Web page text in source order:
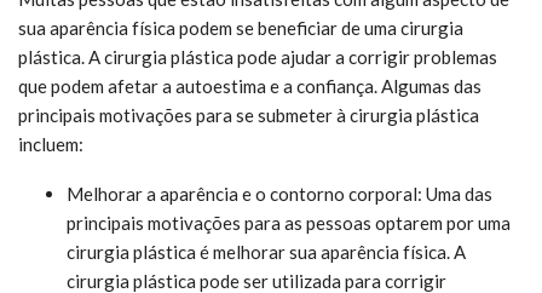
sua aparência física podem se beneficiar de uma cirurgia
plástica. A cirurgia plástica pode ajudar a corrigir problemas
que podem afetar a autoestima e a confiança. Algumas das
principais motivações para se submeter à cirurgia plástica
incluem:
Melhorar a aparência e o contorno corporal: Uma das
principais motivações para as pessoas optarem por uma
cirurgia plástica é melhorar sua aparência física. A
cirurgia plástica pode ser utilizada para corrigir